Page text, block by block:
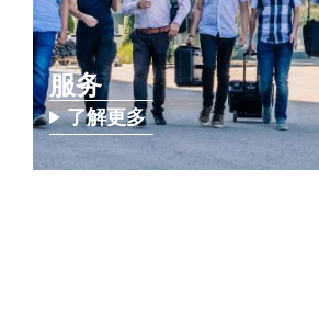
服务
了解更多